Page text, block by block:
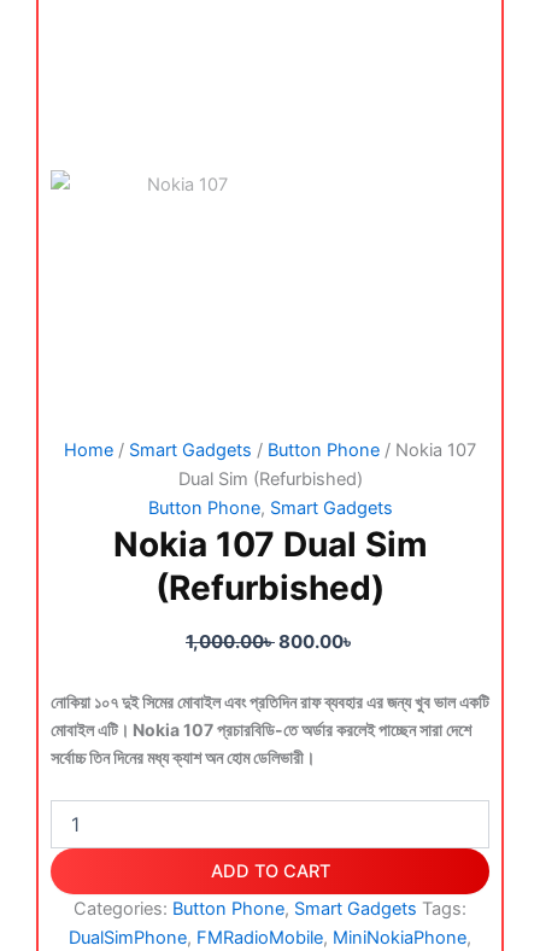
Home / Smart Gadgets / Button Phone / Nokia 107
Dual Sim (Refurbished)
Button Phone, Smart Gadgets
Nokia 107 Dual Sim
(Refurbished)
1,000.00৳800.00৳
নোকিয়া ১০৭ দুই সিমের মোবাইল এবং প্রতিদিন রাফ ব্যবহার এর জন্য খুব ভাল একটি
মোবাইল এটি। Nokia 107 প্রচারবিডি-তে অর্ডার করলেই পাচ্ছেন সারা দেশে
সর্বোচ্চ তিন দিনের মধ্য ক্যাশ অন হোম ডেলিভারী।
ADD TO CART
Categories: Button Phone, Smart Gadgets Tags:
DualSimPhone, FMRadioMobile, MiniNokiaPhone,